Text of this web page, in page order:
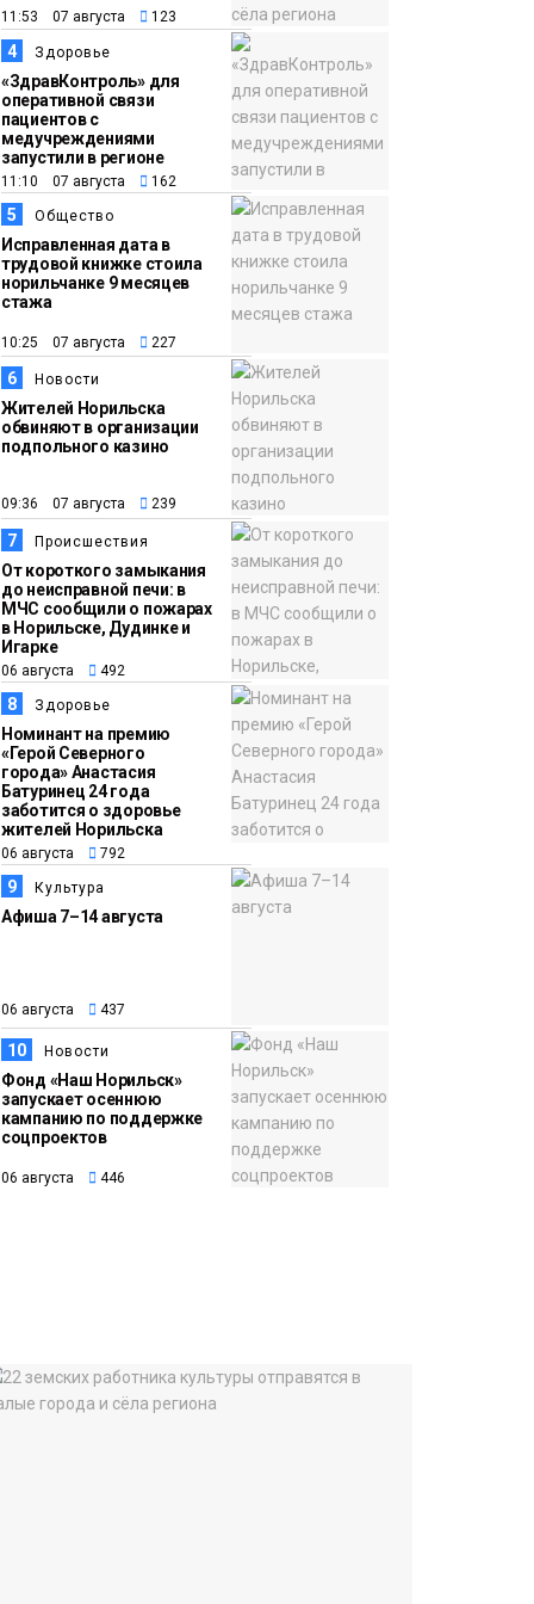
16:39
06 августа
Новости
Фонд «Наш Норильск»
запускает осеннюю
кампанию по
поддержке
соцпроектов
11:53 07 августа 123
4 Здоровье
«ЗдравКонтроль» для
оперативной связи
пациентов с
медучреждениями
запустили в регионе
11:10 07 августа 162
5 Общество
Исправленная дата в
трудовой книжке стоила
норильчанке 9 месяцев
стажа
10:25 07 августа 227
6 Новости
Жителей Норильска
обвиняют в организации
подпольного казино
09:36 07 августа 239
7 Происшествия
От короткого замыкания
до неисправной печи: в
МЧС сообщили о пожарах
в Норильске, Дудинке и
Игарке
06 августа 492
8 Здоровье
Номинант на премию
«Герой Северного
города» Анастасия
Батуринец 24 года
заботится о здоровье
жителей Норильска
06 августа 792
9 Культура
Афиша 7–14 августа
06 августа 437
10 Новости
Фонд «Наш Норильск»
запускает осеннюю
кампанию по поддержке
соцпроектов
06 августа 446